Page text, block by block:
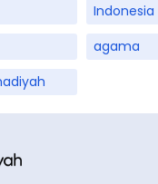
Indonesia
agama